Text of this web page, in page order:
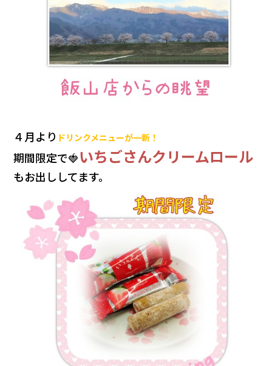
４月より ドリンクメニューが一新！
期間限定で🍓いちごさんクリームロール
もお出ししてます。